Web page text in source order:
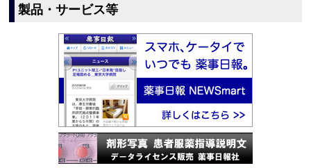
製品・サービス等